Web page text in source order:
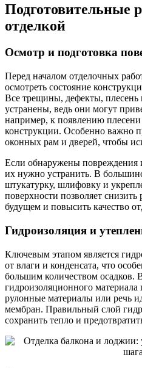
Подготовительные
отделкой
Осмотр и подготовка
Перед началом отделочных
осмотреть состояние
Все трещины, дефекты,
устранены, ведь они могут
например, к появлению
конструкции. Особенно важно
оконных рам и дверей, чтобы
Если обнаружены повреждения
их нужно устранить. В
штукатурку, шлифовку и
поверхности позволяет
будущем и повысить качество
Гидроизоляция и
Ключевым этапом является
от влаги и конденсата, что
большим количеством осадков.
гидроизоляционного
рулонные материалы или речь
мембран. Правильный слой
сохранить тепло и